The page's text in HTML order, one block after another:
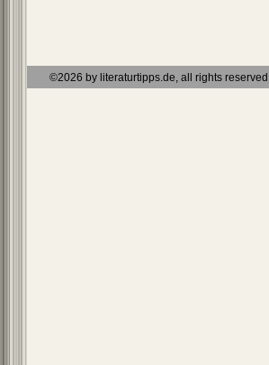
©2026 by literaturtipps.de, all rights reserved